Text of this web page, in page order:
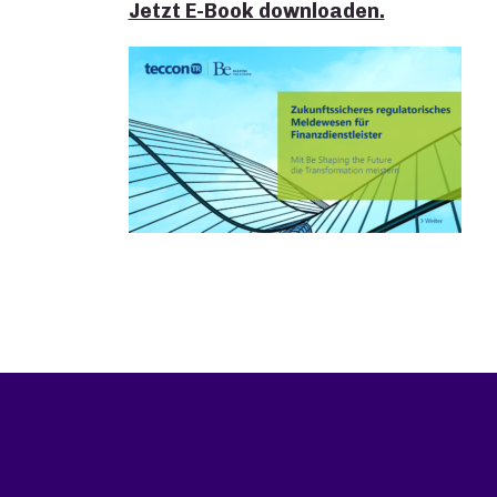
Jetzt E-Book downloaden.